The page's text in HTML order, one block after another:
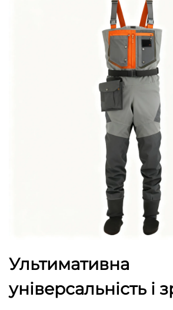
Ультимативна
універсальність і